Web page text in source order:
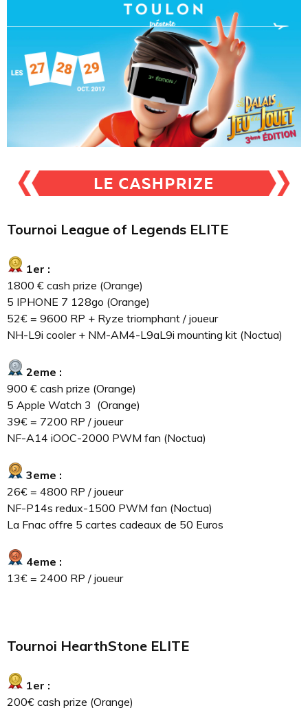
Tournoi League of Legends ELITE
1er :
1800 € cash prize (Orange)
5 IPHONE 7 128go (Orange)
52€ = 9600 RP + Ryze triomphant / joueur
NH-L9i cooler + NM-AM4-L9aL9i mounting kit (Noctua)
2eme :
900 € cash prize (Orange)
5 Apple Watch 3 (Orange)
39€ = 7200 RP / joueur
NF-A14 iOOC-2000 PWM fan (Noctua)
3eme :
26€ = 4800 RP / joueur
NF-P14s redux-1500 PWM fan (Noctua)
La Fnac offre 5 cartes cadeaux de 50 Euros
4eme :
13€ = 2400 RP / joueur
Tournoi HearthStone ELITE
1er :
200€ cash prize (Orange)